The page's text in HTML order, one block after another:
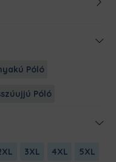
Póló
Póló
3XL 4XL 5XL